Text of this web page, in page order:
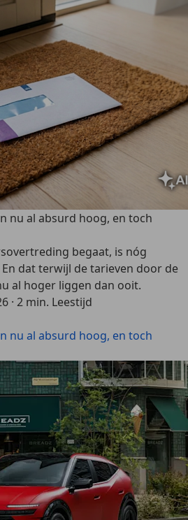
nu al absurd hoog, en toch
begaat, is nóg
dat terwijl de tarieven door de
al hoger liggen dan ooit.
· 2 min. Leestijd
nu al absurd hoog, en toch